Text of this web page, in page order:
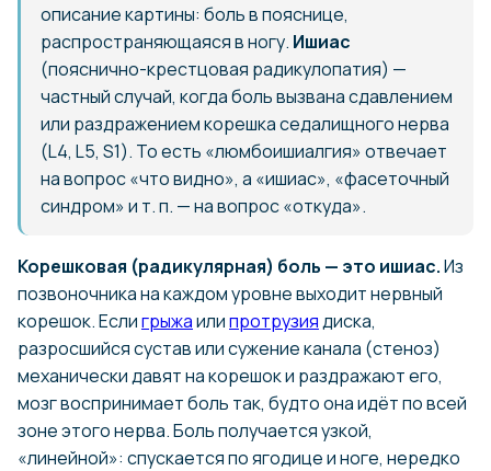
описание картины: боль в пояснице,
распространяющаяся в ногу. Ишиас
(пояснично-крестцовая радикулопатия) —
частный случай, когда боль вызвана сдавлением
или раздражением корешка седалищного нерва
(L4, L5, S1). То есть «люмбоишиалгия» отвечает
на вопрос «что видно», а «ишиас», «фасеточный
синдром» и т. п. — на вопрос «откуда».
Корешковая (радикулярная) боль — это ишиас.Из
позвоночника на каждом уровне выходит нервный
корешок. Еслигрыжаилипротрузиядиска,
разросшийся сустав или сужение канала (стеноз)
механически давят на корешок и раздражают его,
мозг воспринимает боль так, будто она идёт по всей
зоне этого нерва. Боль получается узкой,
«линейной»: спускается по ягодице и ноге, нередко